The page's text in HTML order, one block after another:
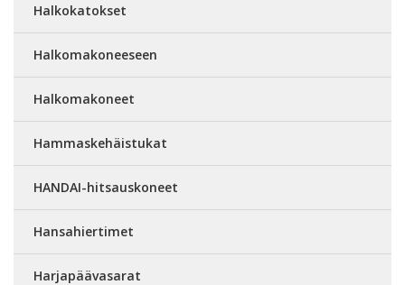
Halkokatokset
Halkomakoneeseen
Halkomakoneet
Hammaskehäistukat
HANDAI-hitsauskoneet
Hansahiertimet
Harjapäävasarat